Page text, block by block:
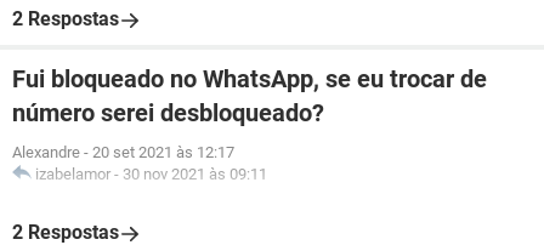
2 Respostas
Fui bloqueado no WhatsApp, se eu trocar de
número serei desbloqueado?
Alexandre - 20 set 2021 às 12:17
izabelamor - 30 nov 2021 às 09:11
2 Respostas